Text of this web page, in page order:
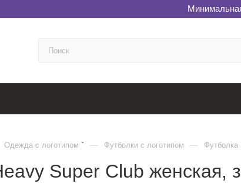
Одежда с логотипом — Футболки с логотипом — Футболка
Super Club женская,